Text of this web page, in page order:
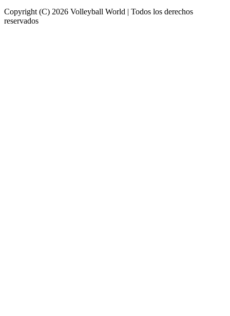
Copyright (C) 2026 Volleyball World | Todos los derechos
reservados